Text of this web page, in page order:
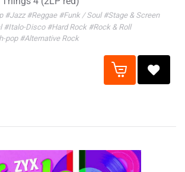
#Jazz #Reggae #Funk / Soul #Stage & Screen
#Italo-Disco #Hard Rock #Rock & Roll
pop #Alternative Rock